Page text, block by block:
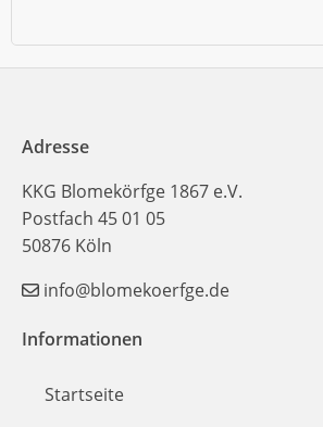
Adresse
KKG Blomekörfge 1867 e.V.
Postfach 45 01 05
50876 Köln
info@blomekoerfge.de
Informationen
Startseite